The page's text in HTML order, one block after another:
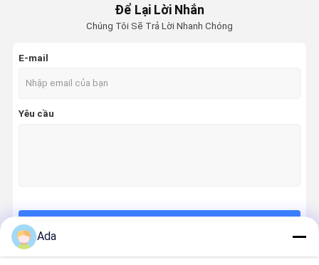
Để Lại Lời Nhắn
Chúng Tôi Sẽ Trả Lời Nhanh Chóng
E-mail
Yêu cầu
Ada